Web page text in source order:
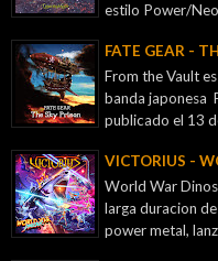
estilo Power/
FATE GEAR -
From the Vault
banda japonesa
publicado el 13
VICTORIUS -
World War
larga duracion
power metal,